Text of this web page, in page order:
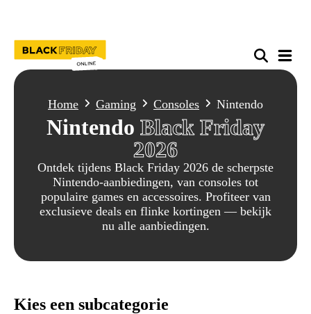
Home Gaming Consoles Nintendo
Nintendo Black Friday
2026
Ontdek tijdens Black Friday 2026 de scherpste
Nintendo-aanbiedingen, van consoles tot
populaire games en accessoires. Profiteer van
exclusieve deals en flinke kortingen — bekijk
nu alle aanbiedingen.
Kies een subcategorie